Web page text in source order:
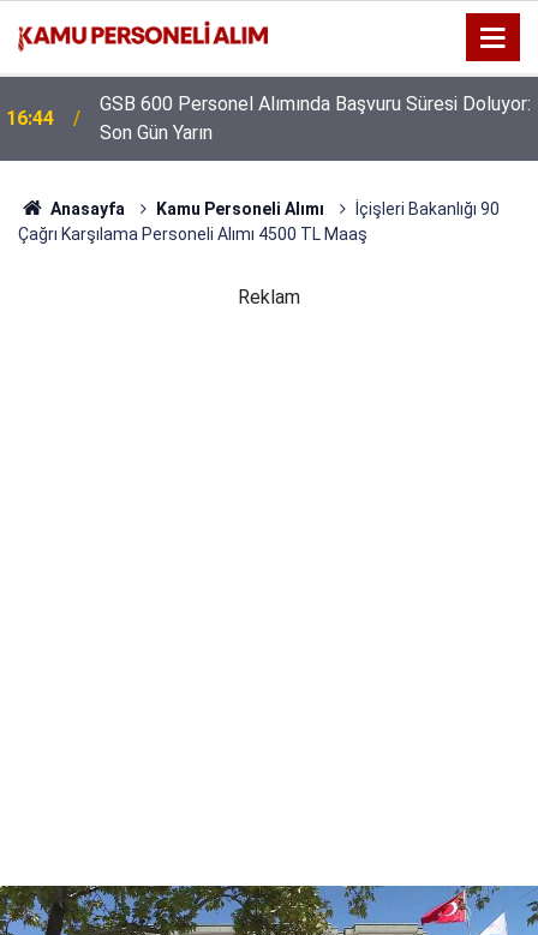
16:44
GSB 600 Personel Alımında Başvuru Süresi Doluyor:
Son Gün Yarın
Anasayfa Kamu Personeli Alımı
İçişleri Bakanlığı 90
Çağrı Karşılama Personeli Alımı 4500 TL Maaş
Reklam